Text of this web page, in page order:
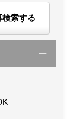
検索する